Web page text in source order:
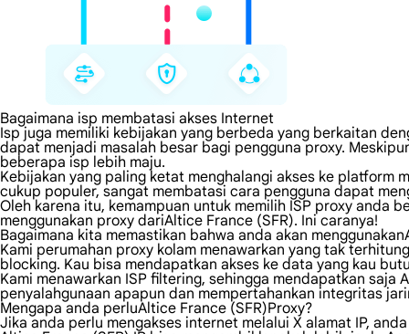
Bagaimana isp membatasi akses Internet
Isp juga memiliki kebijakan yang berbeda yang berkaitan
dapat menjadi masalah besar bagi pengguna proxy.
beberapa isp lebih maju.
Kebijakan yang paling ketat menghalangi akses ke
cukup populer, sangat membatasi cara pengguna dapat
Oleh karena itu, kemampuan untuk memilih ISP proxy anda
menggunakan proxy dariAltice France (SFR). Ini caranya!
Bagaimana kita memastikan bahwa anda akan
Kami perumahan proxy kolam menawarkan yang tak
blocking. Kau bisa mendapatkan akses ke data yang kau
Kami menawarkan ISP filtering, sehingga mendapatkan saja
penyalahgunaan apapun dan mempertahankan integritas
Mengapa anda perluAltice France (SFR)Proxy?
Jika anda perlu mengakses internet melalui X alamat IP,